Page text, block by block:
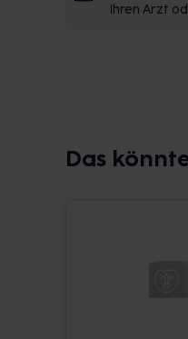
Ihren Arzt
Das